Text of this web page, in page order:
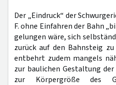
Der „Eindruck“ der
F. ohne Einfahren der Bahn
gelungen wäre, sich
zurück auf den Bahnsteig zu
entbehrt zudem mangels
zur baulichen Gestaltung
zur Körpergröße des